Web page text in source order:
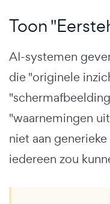
Toon
AI-systemen
die "originele
"waarnemingen
niet aan
iedereen zou